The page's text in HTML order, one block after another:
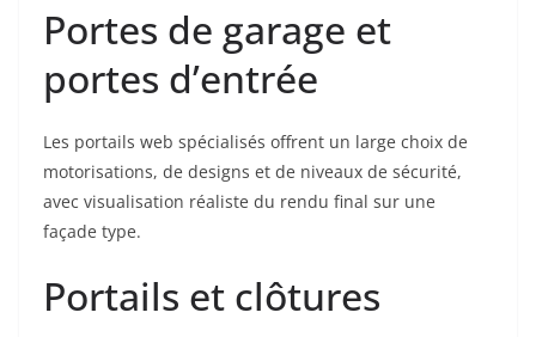
Portes de garage et
portes d’entrée
Les portails web spécialisés offrent un large choix de
motorisations, de designs et de niveaux de sécurité,
avec visualisation réaliste du rendu final sur une
façade type.
Portails et clôtures